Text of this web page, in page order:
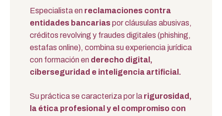
Especialista en reclamaciones contra
entidades bancariaspor cláusulas abusivas,
créditos revolving y fraudes digitales (phishing,
estafas online), combina su experiencia jurídica
con formación en derecho digital,
ciberseguridad e inteligencia artificial.
Su práctica se caracteriza por la rigurosidad,
la ética profesional y el compromiso con